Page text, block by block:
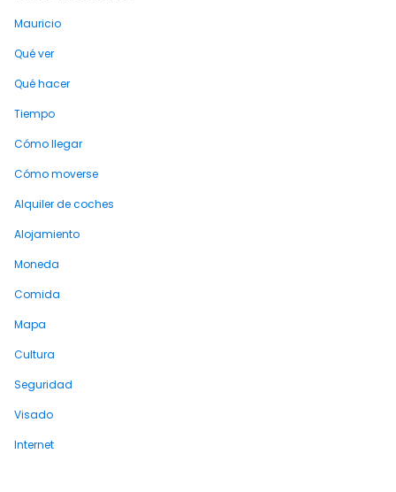
Mauricio
Qué ver
Qué hacer
Tiempo
Cómo llegar
Cómo moverse
Alquiler de coches
Alojamiento
Moneda
Comida
Mapa
Cultura
Seguridad
Visado
Internet